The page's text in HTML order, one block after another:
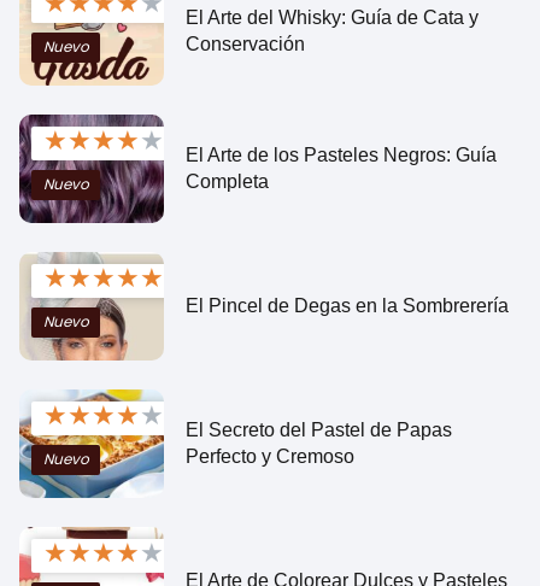
Nuevo
El Arte del Whisky: Guía de Cata y
Conservación
★★★★★
Nuevo
El Arte de los Pasteles Negros: Guía
Completa
★★★★★
Nuevo
El Pincel de Degas en la Sombrerería
★★★★★
Nuevo
El Secreto del Pastel de Papas
Perfecto y Cremoso
★★★★★
El Arte de Colorear Dulces y Pasteles